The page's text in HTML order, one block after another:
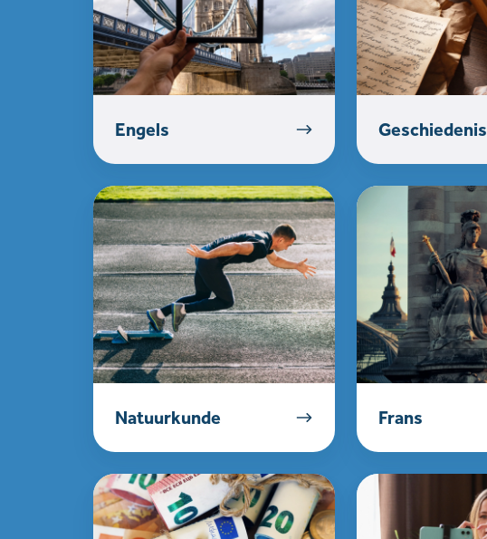
Engels Geschiedenis
Natuurkunde
Natuurkunde
Frans
Frans
Economie
Economie
Ondernemen